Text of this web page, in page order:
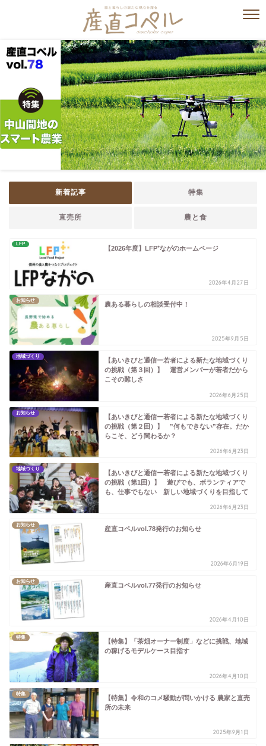
新着記事 特集
直売所 農と食
LFP
【2026年度】LFP⁺ながのホームページ
2026年4月27日
お知らせ
農ある暮らしの相談受付中！
2025年9月5日
地域づくり
【あいきびと通信ー若者による新たな地域づくり
の挑戦（第３回）】 運営メンバーが若者だから
こその難しさ
2026年6月25日
お知らせ
【あいきびと通信ー若者による新たな地域づくり
の挑戦（第２回）】 ”何もできない”存在。だか
らこそ、どう関わるか？
2026年6月23日
地域づくり
【あいきびと通信ー若者による新たな地域づくり
の挑戦（第1回）】 遊びでも、ボランティアで
も、仕事でもない 新しい地域づくりを目指して
2026年6月23日
お知らせ
産直コペルvol.78発行のお知らせ
2026年6月19日
お知らせ
産直コペルvol.77発行のお知らせ
2026年4月10日
特集
【特集】「茶畑オーナー制度」などに挑戦、地域
の稼げるモデルケース目指す
2026年4月10日
特集
【特集】令和のコメ騒動が問いかける 農家と直売
所の未来
2025年9月1日